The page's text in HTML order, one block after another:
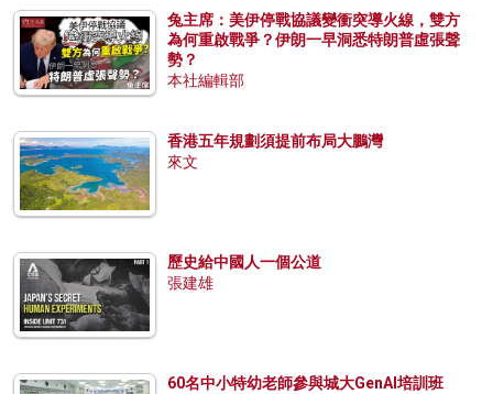
兔主席：美伊停戰協議變衝突導火線，雙方
為何重啟戰爭？伊朗一早洞悉特朗普虛張聲
勢？
本社編輯部
香港五年規劃須提前布局大鵬灣
來文
歷史給中國人一個公道
張建雄
60名中小特幼老師參與城大GenAI培訓班